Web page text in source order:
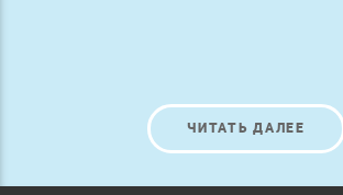
ЧИТАТЬ ДАЛЕЕ